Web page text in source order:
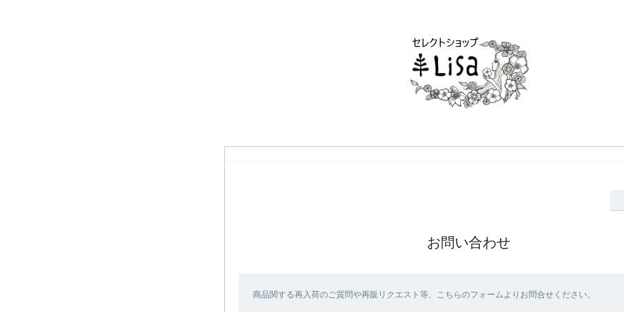
お問い合わせ
商品関する再入荷のご質問や再販リクエスト等、こちらのフォームよりお問合せください。